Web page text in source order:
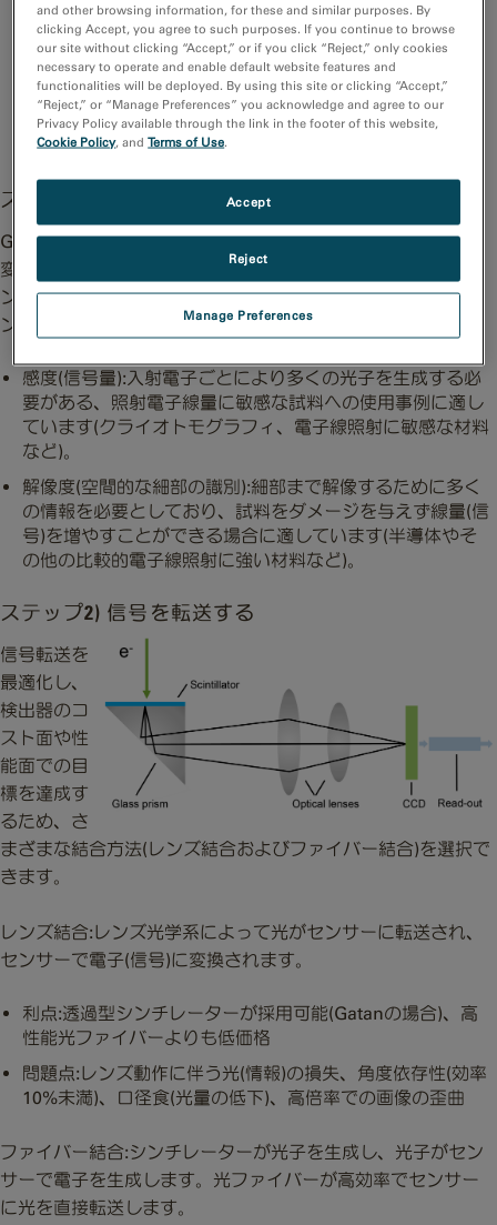
電子を信号に変換する 信号を転送する
センサーで信号を検出する
信号を電気的に転送し、読み出して結像する
ステップ1) 電子を信号に変換する
Gatanでは独自開発の蛍光体シンチレーターを使用して信号
変換を最適化し、検出器の感度と解像度を高めています。シ
ンチレーターを選択する際には、感度と解像度の最適なバラ
ンスを把握しておくことをお勧めします。
感度(信号量):入射電子ごとにより多くの光子を生成する必
要がある、照射電子線量に敏感な試料への使用事例に適し
ています(クライオトモグラフィ、電子線照射に敏感な材料
など)。
解像度(空間的な細部の識別):細部まで解像するために多く
の情報を必要としており、試料をダメージを与えず線量(信
号)を増やすことができる場合に適しています(半導体やそ
の他の比較的電子線照射に強い材料など)。
ステップ2) 信号を転送する
信号転送を
最適化し、
検出器のコ
スト面や性
能面での目
標を達成す
るため、さ
まざまな結合方法(レンズ結合およびファイバー結合)を選択で
きます。
レンズ結合:レンズ光学系によって光がセンサーに転送され、
センサーで電子(信号)に変換されます。
利点:透過型シンチレーターが採用可能(Gatanの場合)、高
性能光ファイバーよりも低価格
問題点:レンズ動作に伴う光(情報)の損失、角度依存性(効率
10%未満)、口径食(光量の低下)、高倍率での画像の歪曲
ファイバー結合:シンチレーターが光子を生成し、光子がセン
サーで電子を生成します。光ファイバーが高効率でセンサー
に光を直接転送します。
and other browsing information, for these and similar purposes. By
clicking Accept, you agree to such purposes. If you continue to browse
our site without clicking “Accept,” or if you click “Reject,” only cookies
necessary to operate and enable default website features and
functionalities will be deployed. By using this site or clicking “Accept,”
“Reject,” or “Manage Preferences” you acknowledge and agree to our
Privacy Policy available through the link in the footer of this website,
Cookie Policy, andTerms of Use.
Manage Preferences
Reject
Accept